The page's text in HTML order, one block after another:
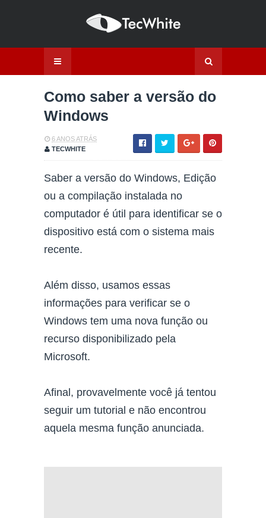
Como saber a versão do
Windows
6 ANOS ATRÁS
TECWHITE
Saber a versão do Windows, Edição
ou a compilação instalada no
computador é útil para identificar se o
dispositivo está com o sistema mais
recente.
Além disso, usamos essas
informações para verificar se o
Windows tem uma nova função ou
recurso disponibilizado pela
Microsoft.
Afinal, provavelmente você já tentou
seguir um tutorial e não encontrou
aquela mesma função anunciada.